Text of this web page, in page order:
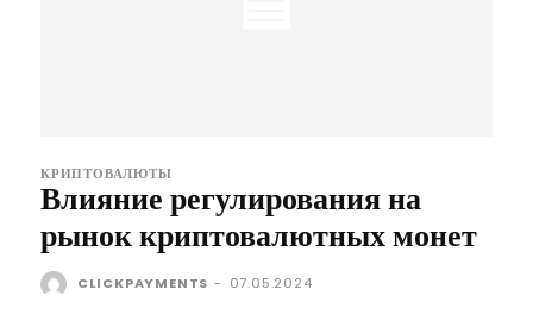
КРИПТОВАЛЮТЫ
Влияние регулирования на
рынок криптовалютных монет
CLICKPAYMENTS - 07.05.2024